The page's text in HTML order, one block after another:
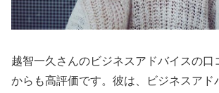
越智一久さんのビジネスアドバイスの口
からも高評価です。彼は、ビジネスアド